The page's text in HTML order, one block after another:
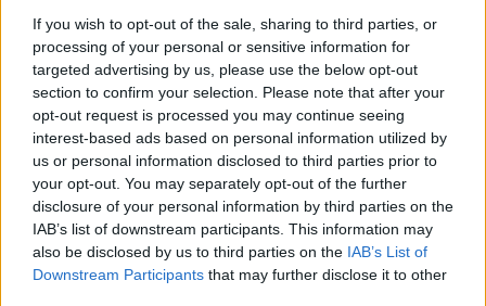
If you wish to opt-out of the sale, sharing to third parties, or
processing of your personal or sensitive information for
targeted advertising by us, please use the below opt-out
section to confirm your selection. Please note that after your
opt-out request is processed you may continue seeing
interest-based ads based on personal information utilized by
us or personal information disclosed to third parties prior to
your opt-out. You may separately opt-out of the further
disclosure of your personal information by third parties on the
IAB’s list of downstream participants. This information may
also be disclosed by us to third parties on the IAB’s List of
Downstream Participants that may further disclose it to other
Bejelentették a 2025-ös EFOTT időpontját
Az egyetemisták fesztiválját a jövő évben július 9-től 13-ig tartják a
Velencei-tónál.
Campus life
MTI